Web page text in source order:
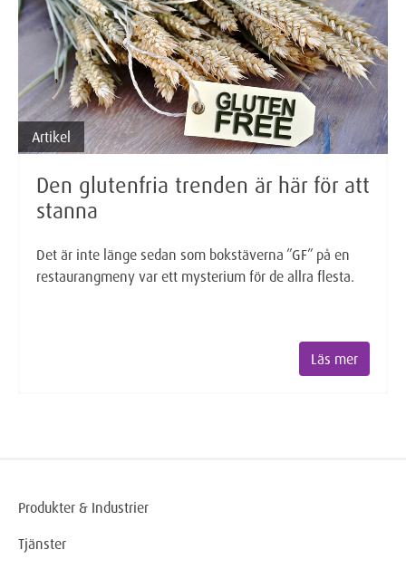
Artikel
Den glutenfria trenden är här för att
stanna
Det är inte länge sedan som bokstäverna ”GF” på en
restaurangmeny var ett mysterium för de allra flesta.
Läs mer
Produkter & Industrier
Tjänster